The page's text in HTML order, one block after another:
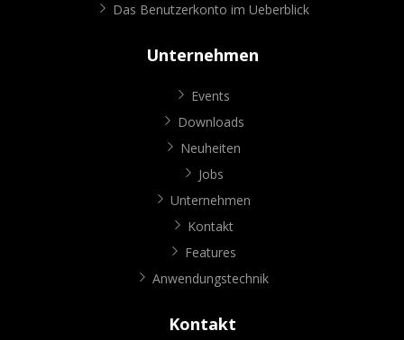
Das Benutzerkonto im Ueberblick
Unternehmen
Events
Downloads
Neuheiten
Jobs
Unternehmen
Kontakt
Features
Anwendungstechnik
Kontakt